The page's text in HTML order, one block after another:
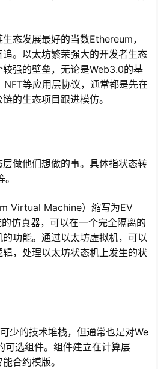
态发展最好的当数Ethereum，
。以太坊繁荣强大的开发者生态
强的壁垒，无论是Web3.0的基
等应用层协议，通常都是先在
的生态项目跟进模仿。
做他们想做的事。具体指状态转
Virtual Machine）缩写为EV
仿真器，可以在一个完全隔离的
功能。通过以太坊虚拟机，可以
，处理以太坊状态机上发生的状
少的技术堆栈，但通常也是对We
可选组件。组件建立在计算层
合约模版。